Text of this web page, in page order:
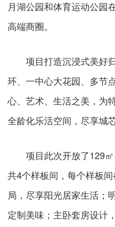
月湖公园和体育运动公园
高端商圈。
项目打造沉浸式美好归
环、一中心大花园、多节
心、艺术、生活之美，为
全龄化乐活空间，尽享城
项目此次开放了129㎡
共4个样板间，每个样板
局，尽享阳光居家生活；
定制美味；主卧套房设计